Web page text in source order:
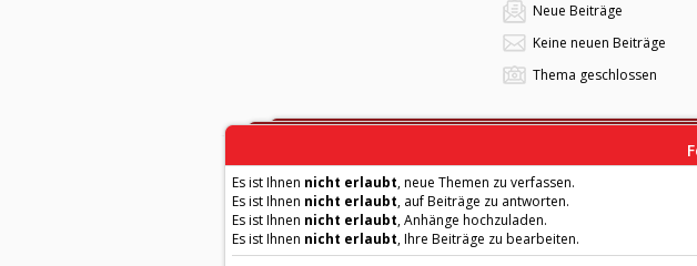
Neue Beiträge
Keine neuen Beiträge
Thema geschlossen
Es ist Ihnen nicht erlaubt, neue Themen zu verfassen.
Es ist Ihnen nicht erlaubt, auf Beiträge zu antworten.
Es ist Ihnen nicht erlaubt, Anhänge hochzuladen.
Es ist Ihnen nicht erlaubt, Ihre Beiträge zu bearbeiten.